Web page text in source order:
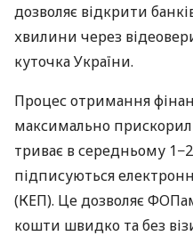
дозволяє відкрити
хвилини через
куточка України.
Процес отримання
максимально
триває в середньому
підписуються
(КЕП). Це дозволяє
кошти швидко та без